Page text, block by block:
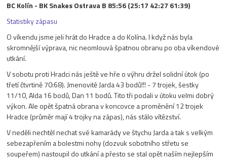
BC Kolín - BK Snakes Ostrava B 85:56 (25:17 42:27 61:39)
Statistiky zápasu
O víkendu jsme jeli hrát do Hradce a do Kolína. I když nás byla
skromnější výprava, nic neomlouvá špatnou obranu po oba víkendové
utkání.
V sobotu proti Hradci nás ještě ve hře o výhru držel solidní útok (po
třetí čtvrtině 70:68). Jmenovitě Jarda 43 bodů!!! - 7 trojek, šestky
11/10, Alda 16 bodů, Dan 11 bodů. Tito tři podali v útoku velmi dobrý
výkon. Ale opět špatná obrana v koncovce a proměnění 12 trojek
Hradce (průměr mají 4 trojky na zápas), nás stálo vítězství.
V neděli nechtěl nechat své kamarády ve štychu Jarda a tak s velkým
sebezapřením a bolestmi nohy (dozvuk sobotního střetu se
soupeřem) nastoupil do utkání a přesto se stal opět naším nejlepším